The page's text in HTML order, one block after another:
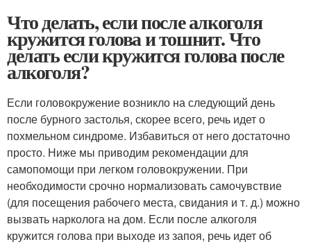
Что делать, если после алкоголя
кружится голова и тошнит. Что
делать если кружится голова после
алкоголя?
Если головокружение возникло на следующий день
после бурного застолья, скорее всего, речь идет о
похмельном синдроме. Избавиться от него достаточно
просто. Ниже мы приводим рекомендации для
самопомощи при легком головокружении. При
необходимости срочно нормализовать самочувствие
(для посещения рабочего места, свидания и т. д.) можно
вызвать нарколога на дом. Если после алкоголя
кружится голова при выходе из запоя, речь идет об